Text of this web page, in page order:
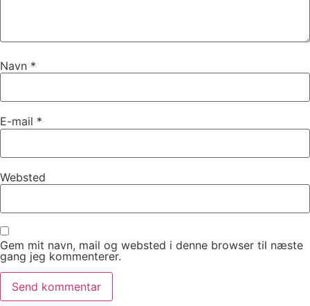
Navn *
E-mail *
Websted
Gem mit navn, mail og websted i denne browser til næste
gang jeg kommenterer.